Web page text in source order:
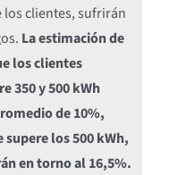
los clientes, sufrirán
La estimación de
los clientes
350 y 500 kWh
de 10%,
supere los 500 kWh,
en torno al 16,5%.